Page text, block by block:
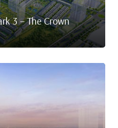
3 – The Crown